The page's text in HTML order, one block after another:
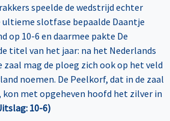
speelde de wedstrijd echter
slotfase bepaalde Daantje
op 10-6 en daarmee pakte De
titel van het jaar: na het Nederlands
zaal mag de ploeg zich ook op het veld
noemen. De Peelkorf, dat in de zaal
met opgeheven hoofd het zilver in
10-6)